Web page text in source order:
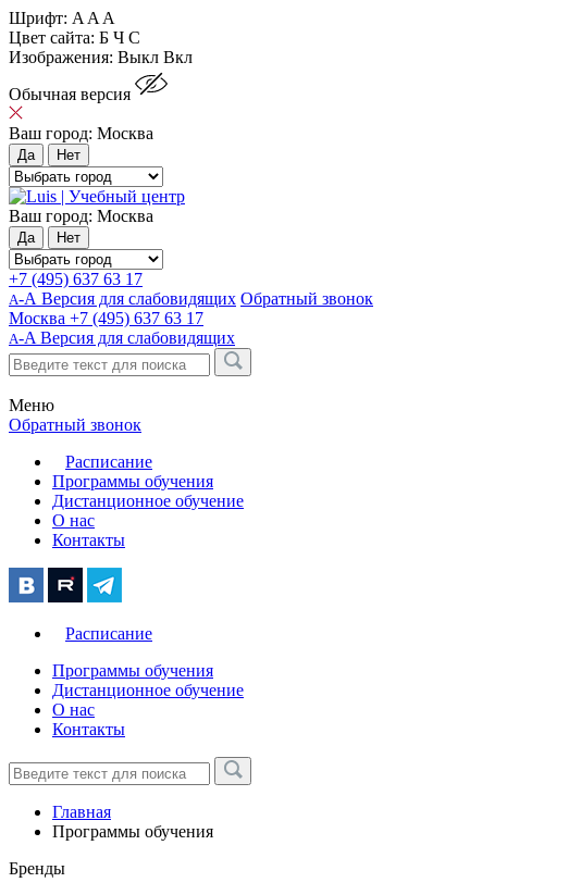
Шрифт: A A A
Цвет сайта: Б Ч С
Изображения: Выкл Вкл
Обычная версия
Ваш город: Москва
Да Нет
Ваш город: Москва
Да Нет
+7 (495) 637 63 17
А-А Версия для слабовидящих Обратный звонок
Москва +7 (495) 637 63 17
A-A Версия для слабовидящих
Меню
Обратный звонок
Расписание
Программы обучения
Дистанционное обучение
О нас
Контакты
Расписание
Программы обучения
Дистанционное обучение
О нас
Контакты
Главная
Программы обучения
Бренды